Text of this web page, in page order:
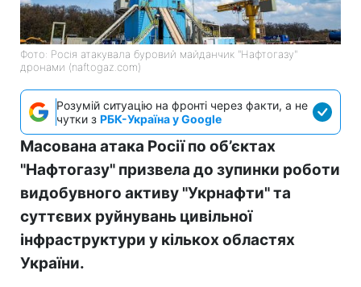
Фото: Росія атакувала буровий майданчик "Нафтогазу"
дронами (naftogaz.com)
Розумій ситуацію на фронті через факти, а не
чутки з РБК-Україна у Google
Масована атака Росії по об’єктах
"Нафтогазу" призвела до зупинки роботи
видобувного активу "Укрнафти" та
суттєвих руйнувань цивільної
інфраструктури у кількох областях
України.